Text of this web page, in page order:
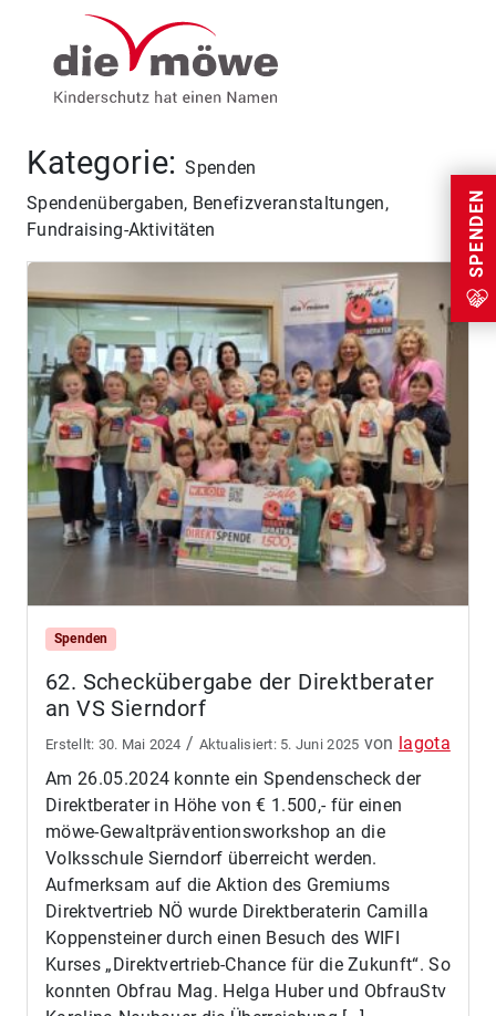
Weiter zum Inhalt
SPENDEN
Kategorie:Spenden
Spendenübergaben, Benefizveranstaltungen,
Fundraising-Aktivitäten
Spenden
62. Scheckübergabe der Direktberater
an VS Sierndorf
30. Mai 2024 / 5. Juni 2025 von lagota
Am 26.05.2024 konnte ein Spendenscheck der
Direktberater in Höhe von € 1.500,- für einen
möwe-Gewaltpräventionsworkshop an die
Volksschule Sierndorf überreicht werden.
Aufmerksam auf die Aktion des Gremiums
Direktvertrieb NÖ wurde Direktberaterin Camilla
Koppensteiner durch einen Besuch des WIFI
Kurses „Direktvertrieb-Chance für die Zukunft“. So
konnten Obfrau Mag. Helga Huber und ObfrauStv